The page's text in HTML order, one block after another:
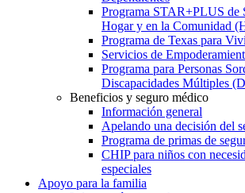
Programa STAR+PLUS de
Hogar y en la Comunidad
Programa de Texas para
Servicios de
Programa para Personas
Discapacidades Múltiples
Beneficios y seguro médico
Información general
Apelando una decisión del
Programa de primas de
CHIP para niños con
especiales
Apoyo para la familia